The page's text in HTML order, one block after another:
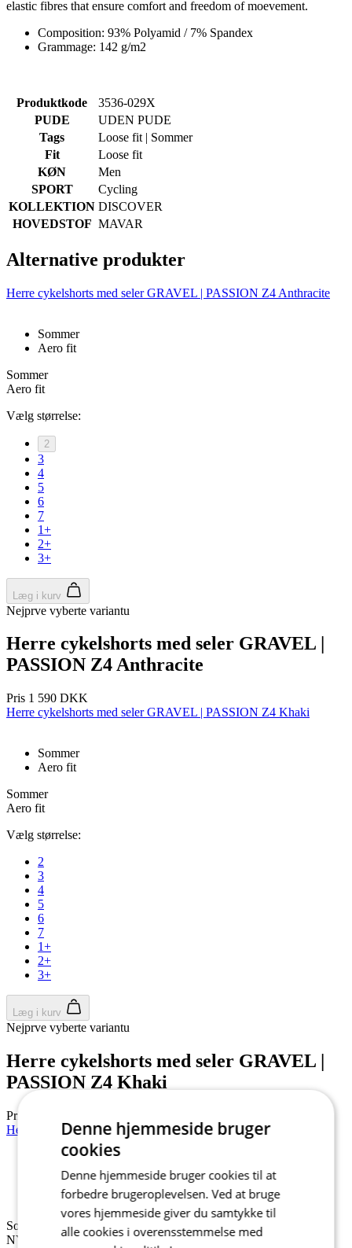
elastic fibres that ensure comfort and freedom of moevement.
Composition: 93% Polyamid / 7% Spandex
Grammage: 142 g/m2
Produktkode
3536-029X
PUDE
UDEN PUDE
Tags
Loose fit | Sommer
Fit
Loose fit
KØN
Men
SPORT
Cycling
KOLLEKTION DISCOVER
HOVEDSTOF MAVAR
Alternative produkter
Herre cykelshorts med seler GRAVEL | PASSION Z4 Anthracite
Sommer
Aero fit
Sommer
Aero fit
Vælg størrelse:
2
3
4
5
6
7
1+
2+
3+
Læg i kurv
Nejprve vyberte variantu
Herre cykelshorts med seler GRAVEL |
PASSION Z4 Anthracite
Pris 1 590 DKK
Herre cykelshorts med seler GRAVEL | PASSION Z4 Khaki
Sommer
Aero fit
Sommer
Aero fit
Vælg størrelse:
2
3
4
5
6
7
1+
2+
3+
Læg i kurv
Nejprve vyberte variantu
Herre cykelshorts med seler GRAVEL |
PASSION Z4 Khaki
Pris
Herre cykelshorts med seler | MOTION Z6 PureBlack
Sommer
Regular fit
Sommer
NY
Denne hjemmeside bruger
cookies
Denne hjemmeside bruger cookies til at
forbedre brugeroplevelsen. Ved at bruge
vores hjemmeside giver du samtykke til
alle cookies i overensstemmelse med